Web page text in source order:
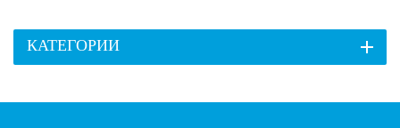
КАТЕГОРИИ